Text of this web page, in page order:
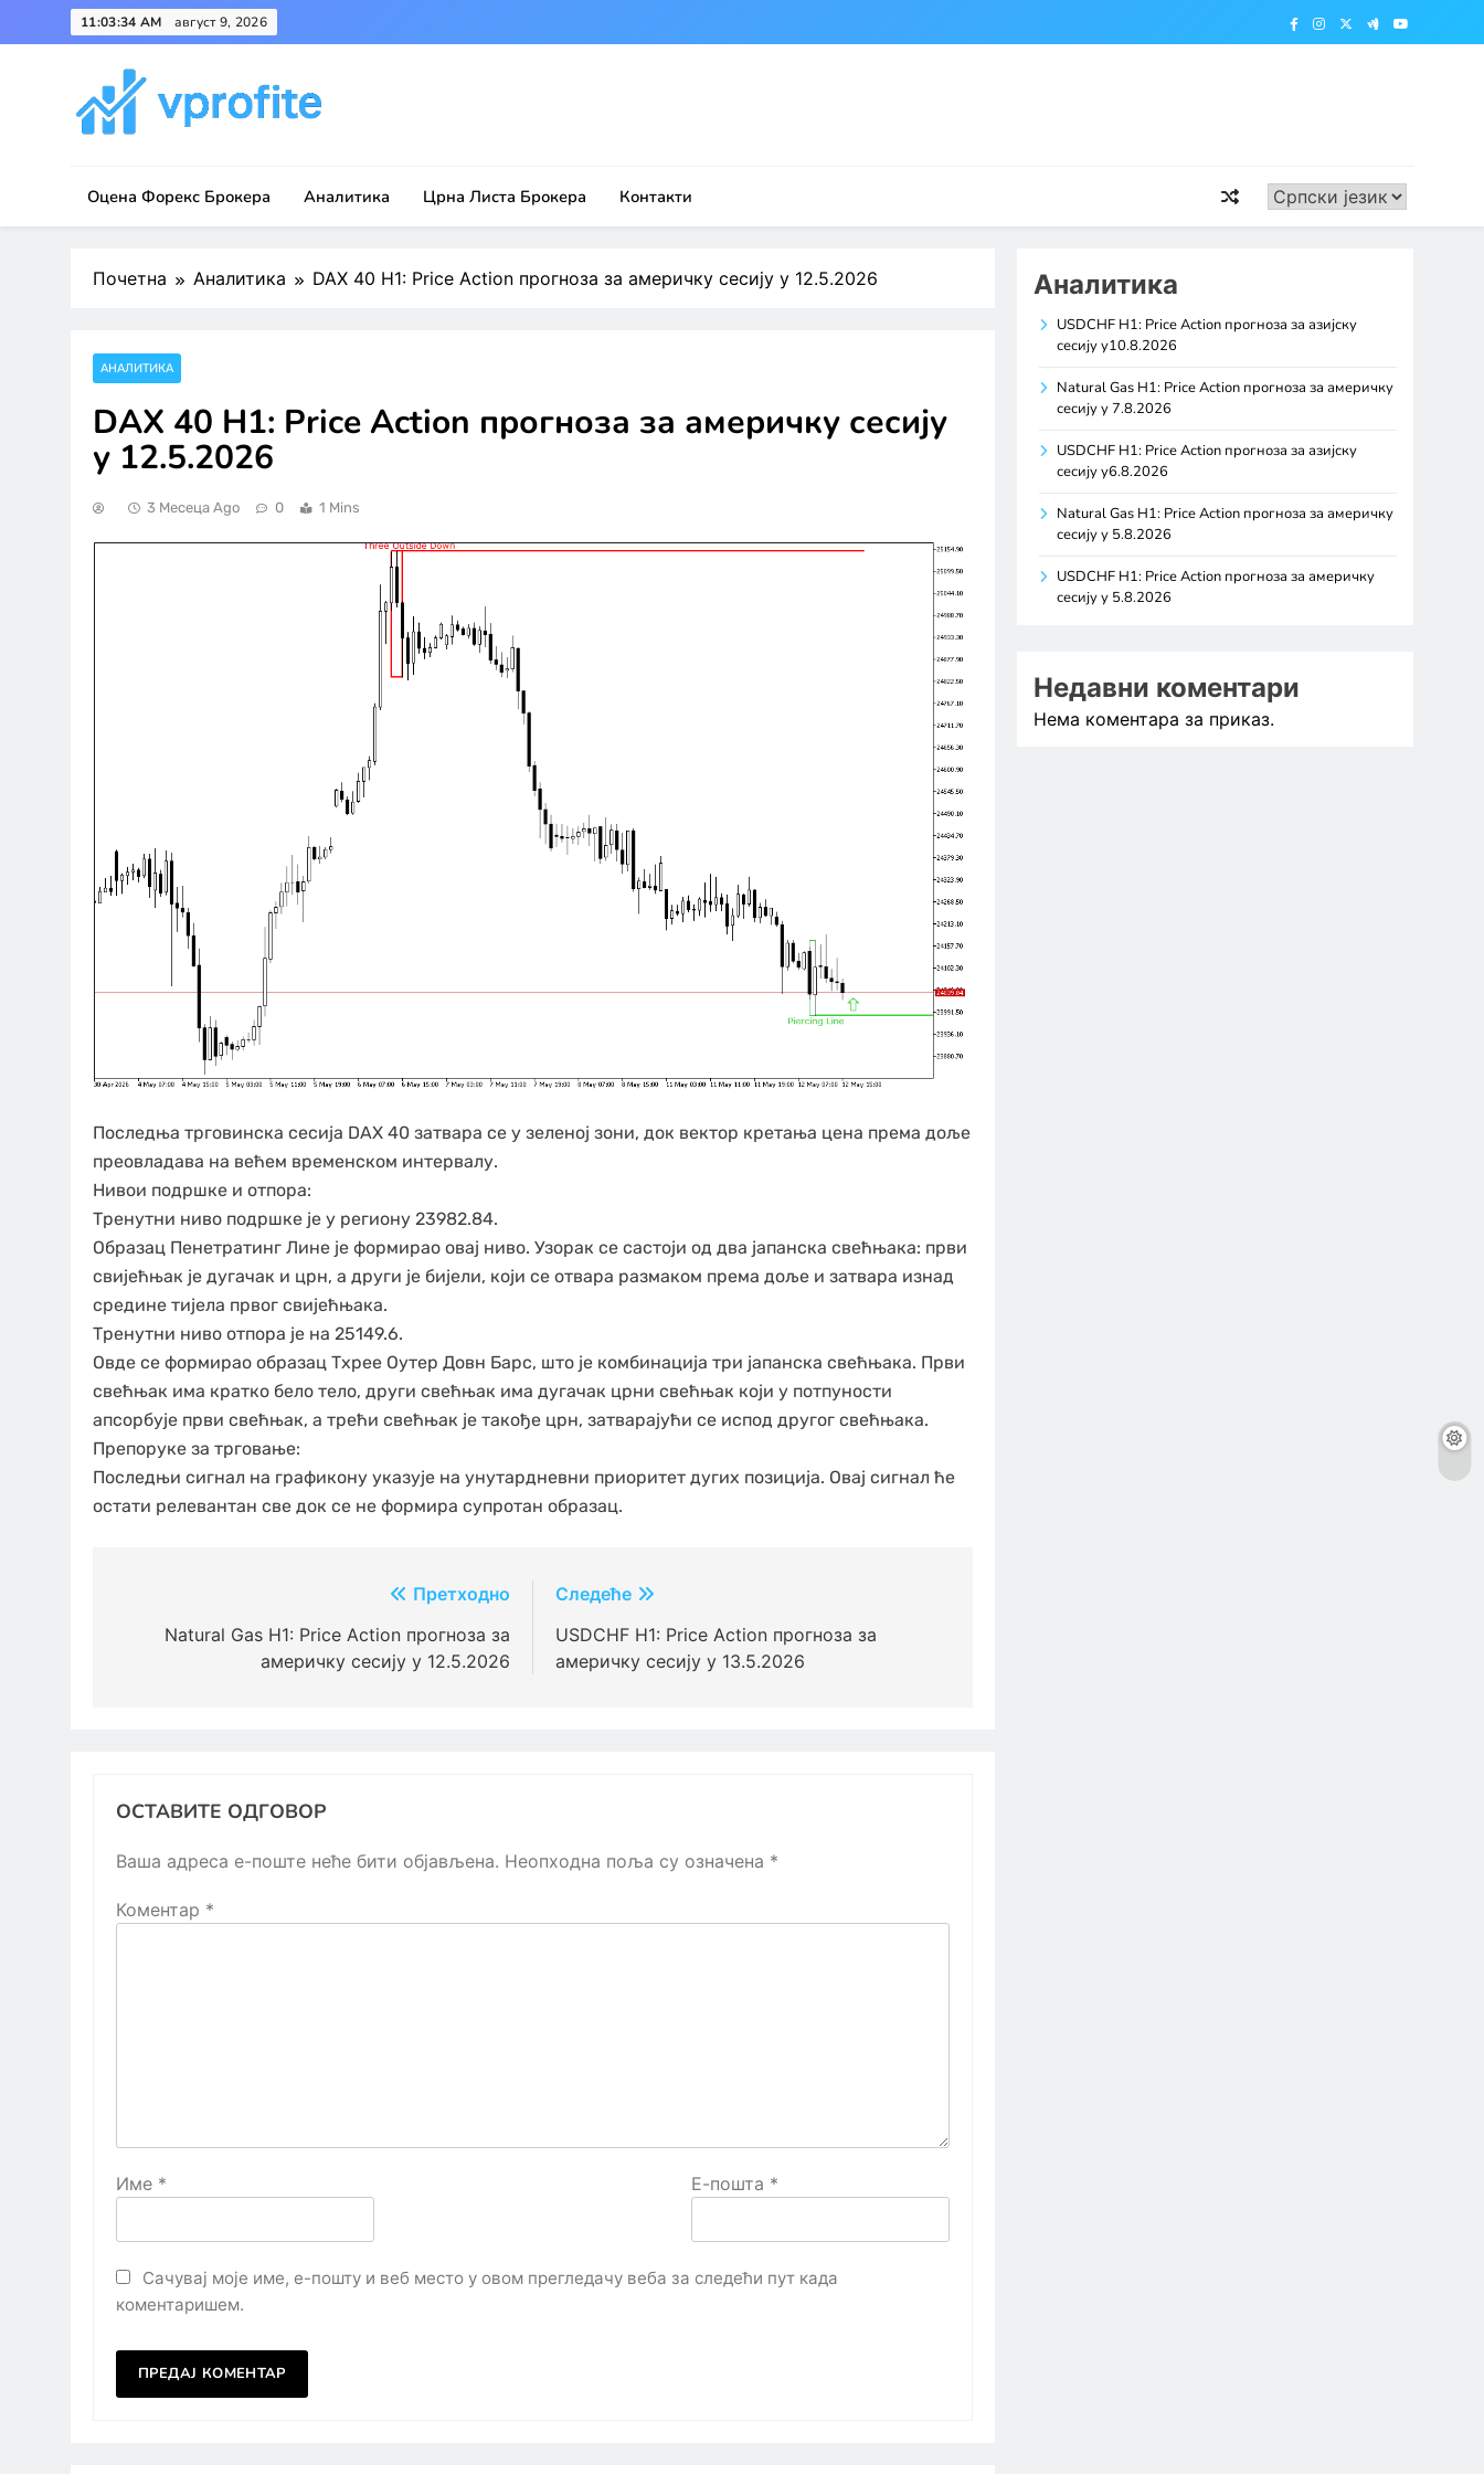
to
11:03:34 AM август 9, 2026
Оцена Форекс Брокера Аналитика Црна Листа Брокера Контакти
Почетна Аналитика DAX 40 H1: Price Action прогноза за америчку сесију у 12.5.2026
АНАЛИТИКА
DAX 40 H1: Price Action прогноза за америчку сесију
у 12.5.2026
3 Месеца Ago 0 1 Mins
Последња трговинска сесија DAX 40 затвара се у зеленој зони, док вектор кретања цена према доље
преовладава на већем временском интервалу.
Нивои подршке и отпора:
Тренутни ниво подршке је у региону 23982.84.
Образац Пенетратинг Лине је формирао овај ниво. Узорак се састоји од два јапанска свећњака: први
свијећњак је дугачак и црн, а други је бијели, који се отвара размаком према доље и затвара изнад
средине тијела првог свијећњака.
Тренутни ниво отпора је на 25149.6.
Овде се формирао образац Тхрее Оутер Довн Барс, што је комбинација три јапанска свећњака. Први
свећњак има кратко бело тело, други свећњак има дугачак црни свећњак који у потпуности
апсорбује први свећњак, а трећи свећњак је такође црн, затварајући се испод другог свећњака.
Препоруке за трговање:
Последњи сигнал на графикону указује на унутардневни приоритет дугих позиција. Овај сигнал ће
остати релевантан све док се не формира супротан образац.
чланка
Претходно
Natural Gas H1: Price Action прогноза за
америчку сесију у 12.5.2026
Следеће
USDCHF H1: Price Action прогноза за
америчку сесију у 13.5.2026
ОСТАВИТЕ ОДГОВОР
Ваша адреса е-поште неће бити објављена. Неопходна поља су означена *
Коментар *
Име * Е-пошта *
Сачувај моје име, е-пошту и веб место у овом прегледачу веба за следећи пут када
коментаришем.
Аналитика
USDCHF H1: Price Action прогноза за азијску
сесију у10.8.2026
Natural Gas H1: Price Action прогноза за америчку
сесију у 7.8.2026
USDCHF H1: Price Action прогноза за азијску
сесију у6.8.2026
Natural Gas H1: Price Action прогноза за америчку
сесију у 5.8.2026
USDCHF H1: Price Action прогноза за америчку
сесију у 5.8.2026
Недавни коментари
Нема коментара за приказ.